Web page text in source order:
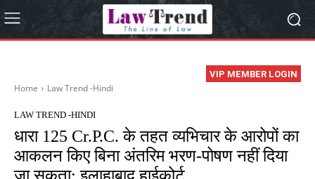
VIP MEMBER LOGIN
Home Law Trend -Hindi
LAW TREND -HINDI
धारा 125 Cr.P.C. के तहत व्यभिचार के आरोपों का
आकलन किए बिना अंतरिम भरण-पोषण नहीं दिया